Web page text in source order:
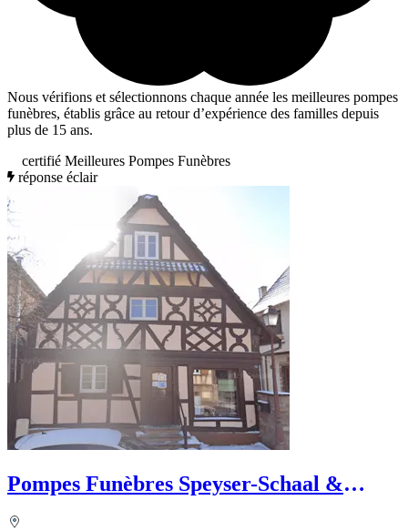
Nous vérifions et sélectionnons chaque année les meilleures pompes
funèbres, établis grâce au retour d’expérience des familles depuis
plus de 15 ans.
certifié Meilleures Pompes Funèbres
réponse éclair
Pompes Funèbres Speyser-Schaal &